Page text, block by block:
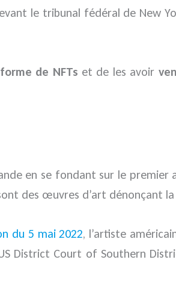
le tribunal fédéral de New
de NFTs et de les avoir
en se fondant sur le
des œuvres d’art dénonçant
du 5 mai 2022, l’artiste
District Court of Southern